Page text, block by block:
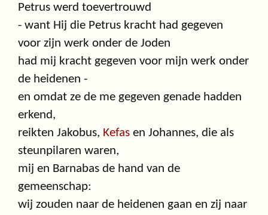
Petrus werd toevertrouwd
- want Hij die Petrus kracht had gegeven
voor zijn werk onder de Joden
had mij kracht gegeven voor mijn werk onder
de heidenen -
en omdat ze de me gegeven genade hadden
erkend,
reikten Jakobus, Kefas en Johannes, die als
steunpilaren waren,
mij en Barnabas de hand van de
gemeenschap:
wij zouden naar de heidenen gaan en zij naar